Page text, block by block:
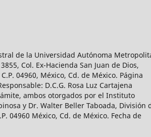
de la Universidad Autónoma
Col. Ex-Hacienda San Juan de Dios,
04960, México, Cd. de México. Página
D.C.G. Rosa Luz Cartajena
ambos otorgados por el Instituto
y Dr. Walter Beller Taboada, División
04960 México, Cd. de México. Fecha de